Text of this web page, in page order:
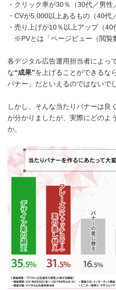
・クリック率が30％（30代／男性
・CVが5,000以上あるもの（40代
・売り上げが10％以上アップ（40
※PVとは「ページビュー（閲覧
各デジタル広告運用担当者によっ
な“成果”を上げることができるな
バナー」だといえるのではないで
しかし、そんな当たりバナーは良
が分かりましたが、実際にどのよ
か。